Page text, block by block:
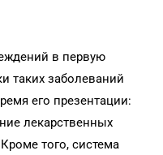
в первую
таких заболеваний
его презентации:
лекарственных
того, система